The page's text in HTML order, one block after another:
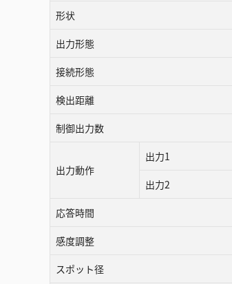
形状
出力形態
接続形態
検出距離
制御出力数
出力動作
出力1
出力2
応答時間
感度調整
スポット径